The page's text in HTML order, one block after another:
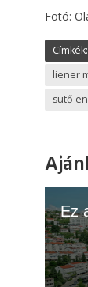
Fotó:
Címkék:
liener
sütő
Ez